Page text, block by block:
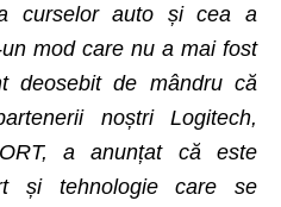
curselor auto și cea a
mod care nu a mai fost
deosebit de mândru că
noștri Logitech,
a anunțat că este
și tehnologie care se